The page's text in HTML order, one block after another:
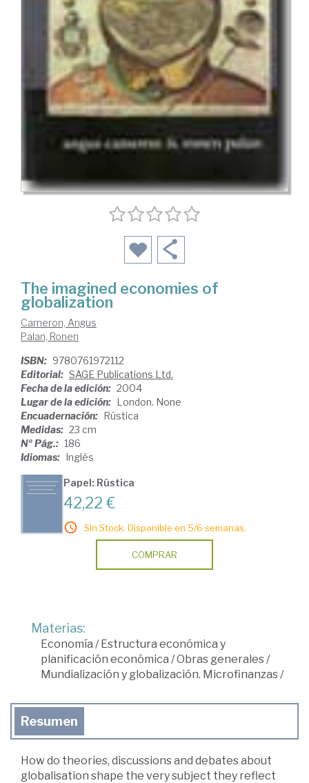
The imagined economies of
globalization
Cameron, Angus
Palan, Ronen
ISBN: 9780761972112
Editorial: SAGE Publications Ltd.
Fecha de la edición: 2004
Lugar de la edición: London. None
Encuadernación: Rústica
Medidas: 23 cm
Nº Pág.: 186
Idiomas: Inglés
Papel: Rústica
42,22 €
Sin Stock. Disponible en 5/6 semanas.
COMPRAR
Materias:
Economía /Estructura económica y
planificación económica /Obras generales/
Mundialización y globalización. Microfinanzas/
Resumen
How do theories, discussions and debates about
globalisation shape the very subject they reflect